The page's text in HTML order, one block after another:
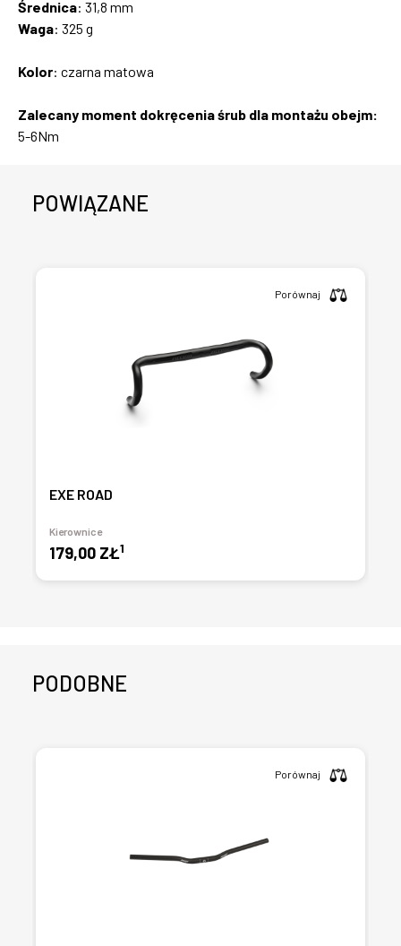
Średnica: 31,8 mm
Waga: 325 g
Kolor: czarna matowa
​Zalecany moment dokręcenia śrub dla montażu obejm:
5-6Nm
POWIĄZANE
EXE ROAD
Kierownice
179,00 ZŁ1
Porównaj
PODOBNE
Porównaj